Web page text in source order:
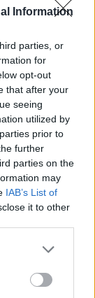
Information
parties, or
for
opt-out
that after your
seeing
utilized by
prior to
further
parties on the
may
IAB’s List of
it to other
more Google
may click to
tags to